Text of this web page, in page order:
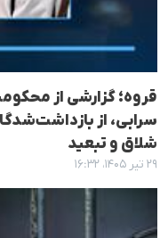
قروه؛ گزارشی از
سرابی، از
شلاق و تبعید
۲۹ تیر ۱۴۰۵، ۱۶:۳۲